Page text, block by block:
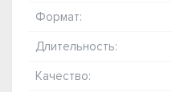
Формат:
Длительность:
Качество: